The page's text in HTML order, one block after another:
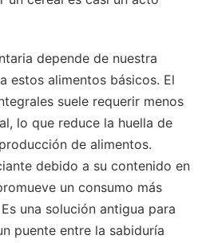
depende de nuestra
estos alimentos básicos. El
suele requerir menos
lo que reduce la huella de
de alimentos.
debido a su contenido en
un consumo más
una solución antigua para
puente entre la sabiduría